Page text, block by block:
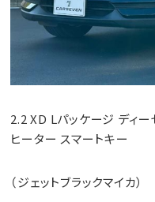
2.2 XD Lパッケージ ディ
ヒーター スマートキー
（ジェットブラックマイカ）